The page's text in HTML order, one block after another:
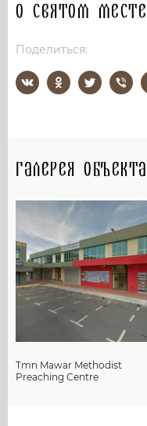
О святом месте
Поделиться:
Галерея объекта
Tmn Mawar Methodist
Preaching Centre